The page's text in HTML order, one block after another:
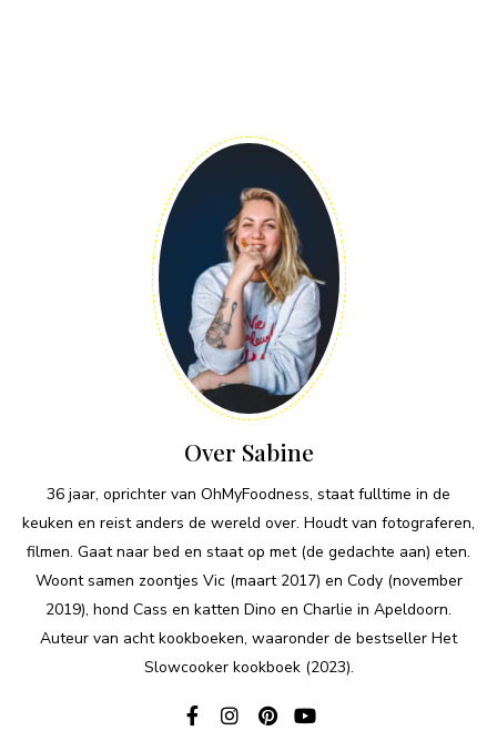
Over Sabine
36 jaar, oprichter van OhMyFoodness, staat fulltime in de
keuken en reist anders de wereld over. Houdt van fotograferen,
filmen. Gaat naar bed en staat op met (de gedachte aan) eten.
Woont samen zoontjes Vic (maart 2017) en Cody (november
2019), hond Cass en katten Dino en Charlie in Apeldoorn.
Auteur van acht kookboeken, waaronder de bestseller Het
Slowcooker kookboek (2023).